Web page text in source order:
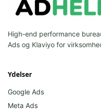
High-end performance
Ads og Klaviyo for
Ydelser
Google Ads
Meta Ads